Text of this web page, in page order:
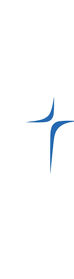
성균관대 산학
스타트업 테크